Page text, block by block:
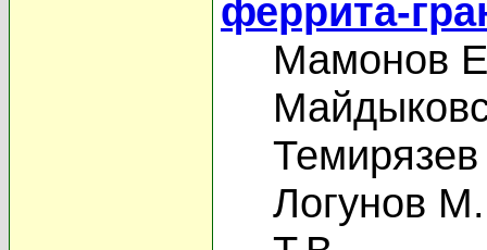
феррита-
Мамонов
Логунов